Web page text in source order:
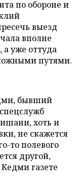
по обороне и
выезд
вполне
а уже оттуда
путями.
бывший
хоть и
не скажется
то полевого
другой,
Кедми газете